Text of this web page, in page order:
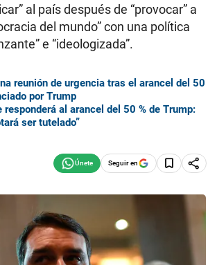
al país después de “provocar” a
del mundo” con una política
e “ideologizada”.
reunión de urgencia tras el arancel del 50
por Trump
responderá al arancel del 50 % de Trump:
ser tutelado”
Seguir en